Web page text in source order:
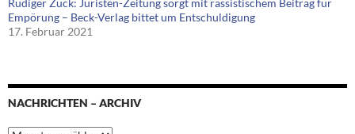
Rüdiger Zuck: Juristen-Zeitung sorgt mit rassistischem Beitrag für
Empörung – Beck-Verlag bittet um Entschuldigung
17. Februar 2021
NACHRICHTEN – ARCHIV